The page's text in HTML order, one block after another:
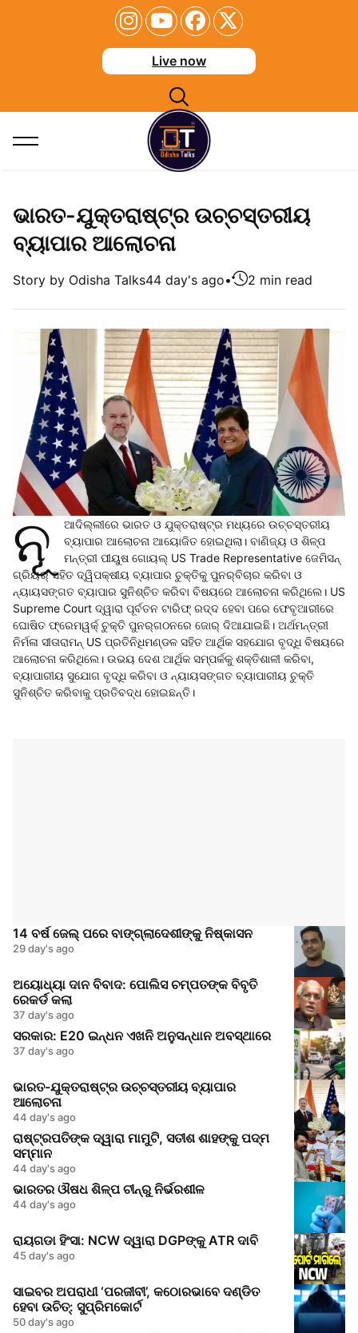
Live now
ଭାରତ-ଯୁକ୍ତରାଷ୍ଟ୍ର ଉଚ୍ଚସ୍ତରୀୟ
ବ୍ୟାପାର ଆଲୋଚନା
Story by Odisha Talks44 day's ago• 2 min read
ନୂ
ଆଦିଲ୍ଲୀରେ ଭାରତ ଓ ଯୁକ୍ତରାଷ୍ଟ୍ର ମଧ୍ୟରେ ଉଚ୍ଚସ୍ତରୀୟ
ବ୍ୟାପାର ଆଲୋଚନା ଆୟୋଜିତ ହୋଇଥିଲା। ବାଣିଜ୍ୟ ଓ ଶିଳ୍ପ
ମନ୍ତ୍ରୀ ପୀୟୁଷ ଗୋୟଲ୍‌ US Trade Representative ଜେମିସନ୍‌
ଗ୍ରିୟର୍‌ ସହିତ ଦ୍ୱିପକ୍ଷୀୟ ବ୍ୟାପାର ଚୁକ୍ତିକୁ ପୁନର୍‌ବିଚାର କରିବା ଓ
ନ୍ୟାୟସଙ୍ଗତ ବ୍ୟାପାର ସୁନିଶ୍ଚିତ କରିବା ବିଷୟରେ ଆଲୋଚନା କରିଥିଲେ। US
Supreme Court ଦ୍ୱାରା ପୂର୍ବତନ ଟାରିଫ୍‌ ରଦ୍ଦ ହେବା ପରେ ଫେବୃଆରୀରେ
ଘୋଷିତ ଫ୍ରେମୱର୍କ୍‌ ଚୁକ୍ତି ପୁନର୍‌ଗଠନରେ ଜୋର୍‌ ଦିଆଯାଇଛି। ଅର୍ଥମନ୍ତ୍ରୀ
ନିର୍ମଳା ସୀତାରାମନ୍‌ US ପ୍ରତିନିଧିମଣ୍ଡଳ ସହିତ ଆର୍ଥିକ ସହଯୋଗ ବୃଦ୍ଧି ବିଷୟରେ
ଆଲୋଚନା କରିଥିଲେ। ଉଭୟ ଦେଶ ଆର୍ଥିକ ସମ୍ପର୍କକୁ ଶକ୍ତିଶାଳୀ କରିବା,
ବ୍ୟାପାରୀୟ ସୁଯୋଗ ବୃଦ୍ଧି କରିବା ଓ ନ୍ୟାୟସଙ୍ଗତ ବ୍ୟାପାରୀୟ ଚୁକ୍ତି
ସୁନିଶ୍ଚିତ କରିବାକୁ ପ୍ରତିବଦ୍ଧ ହୋଇଛନ୍ତି।
14 ବର୍ଷ ଜେଲ୍ ପରେ ବାଙ୍ଗ୍ଲାଦେଶୀଙ୍କୁ ନିଷ୍କାସନ
29 day's ago
ଅୟୋଧ୍ୟା ଦାନ ବିବାଦ: ପୋଲିସ ଚମ୍ପତଙ୍କ ବିବୃତି
ରେକର୍ଡ କଲା
37 day's ago
ସରକାର: E20 ଇନ୍ଧନ ଏଖନି ଅନୁସନ୍ଧାନ ଅବସ୍ଥାରେ
37 day's ago
ଭାରତ-ଯୁକ୍ତରାଷ୍ଟ୍ର ଉଚ୍ଚସ୍ତରୀୟ ବ୍ୟାପାର
ଆଲୋଚନା
44 day's ago
ରାଷ୍ଟ୍ରପତିଙ୍କ ଦ୍ୱାରା ମାମୁଟି, ସତୀଶ ଶାହଙ୍କୁ ପଦ୍ମ
ସମ୍ମାନ
44 day's ago
ଭାରତର ଔଷଧ ଶିଳ୍ପ ଚୀନ୍‌ରୁ ନିର୍ଭରଶୀଳ
44 day's ago
ରାୟଗଡା ହିଂସା: NCW ଦ୍ୱାରା DGPଙ୍କୁ ATR ଦାବି
45 day's ago
ସାଇବର ଅପରାଧୀ ‘ପରଜୀବୀ’, କଠୋରଭାବେ ଦଣ୍ଡିତ
ହେବା ଉଚିତ୍: ସୁପ୍ରିମକୋର୍ଟ
50 day's ago